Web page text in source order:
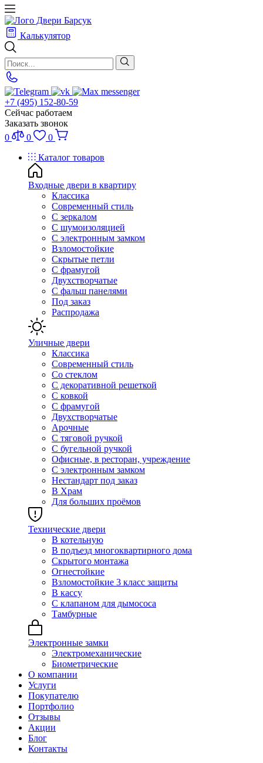
Калькулятор
+7 (495) 152-80-59
Сейчас работаем
Заказать звонок
0
0
0
Каталог товаров
Входные двери в квартиру
Классика
Современный стиль
С зеркалом
С шумоизоляцией
С электронным замком
Взломостойкие
Скрытые петли
С фрамугой
Двухстворчатые
С фальш панелями
Под заказ
Распродажа
Уличные двери
Классика
Современный стиль
Со стеклом
С декоративной решеткой
С ковкой
С фрамугой
Двухстворчатые
Арочные
С тяговой ручкой
С бугельной ручкой
Офисные, в ресторан, учреждение
С электронным замком
Нестандарт под заказ
В Храм
Для больших проёмов
Технические двери
В котельную
В подъезд многоквартирного дома
Скрытого монтажа
Огнестойкие
Взломостойкие 3 класс защиты
В кассу
С клапаном для дымососа
Тамбурные
Электронные замки
Электромеханические
Биометрические
О компании
Услуги
Покупателю
Портфолио
Отзывы
Акции
Блог
Контакты